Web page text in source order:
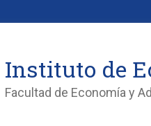
Instituto de
Facultad de Economía y